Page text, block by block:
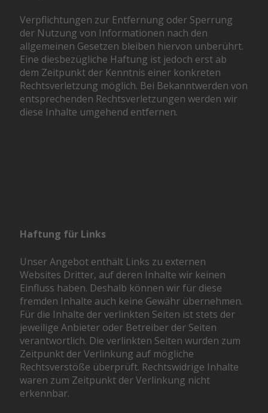
Verpflichtungen zur Entfernung oder Sperrung
der Nutzung von Informationen nach den
allgemeinen Gesetzen bleiben hiervon unberührt.
Eine diesbezügliche Haftung ist jedoch erst ab
dem Zeitpunkt der Kenntnis einer konkreten
Rechtsverletzung möglich. Bei Bekanntwerden von
entsprechenden Rechtsverletzungen werden wir
diese Inhalte umgehend entfernen.
Haftung für Links
Unser Angebot enthält Links zu externen
Websites Dritter, auf deren Inhalte wir keinen
Einfluss haben. Deshalb können wir für diese
fremden Inhalte auch keine Gewähr übernehmen.
Für die Inhalte der verlinkten Seiten ist stets der
jeweilige Anbieter oder Betreiber der Seiten
verantwortlich. Die verlinkten Seiten wurden zum
Zeitpunkt der Verlinkung auf mögliche
Rechtsverstöße überprüft. Rechtswidrige Inhalte
waren zum Zeitpunkt der Verlinkung nicht
erkennbar.